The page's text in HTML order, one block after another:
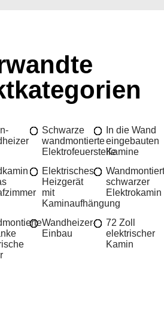
Schwarze
wandmontierte
Elektrofeuerstelle
In die Wand
eingebauten
Kamine
Elektrisches
Heizgerät
mit
Kaminaufhängung
schwarzer
Elektrokamin
Wandheizer-
Einbau
72 Zoll
elektrischer
Kamin